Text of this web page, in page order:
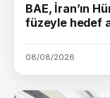
BAE, İran’ın
füzeyle hedef
08/08/2026